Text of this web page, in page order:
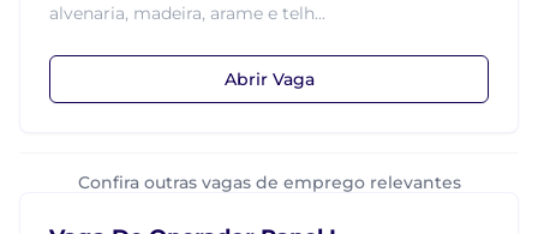
alvenaria, madeira, arame e telh...
Abrir Vaga
Confira outras vagas de emprego relevantes